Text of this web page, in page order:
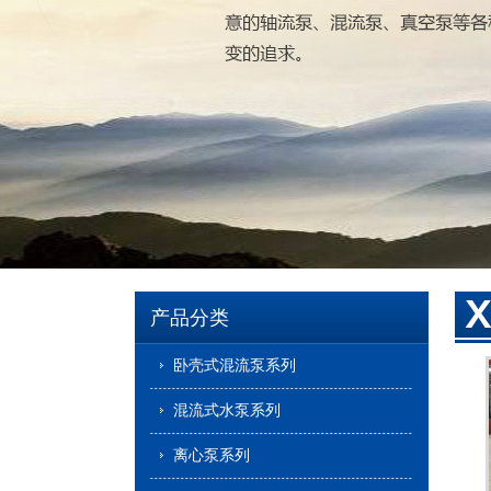
产品分类
卧壳式混流泵系列
混流式水泵系列
离心泵系列